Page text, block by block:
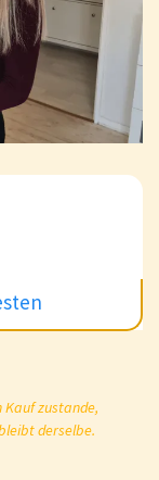
zustande,
derselbe.